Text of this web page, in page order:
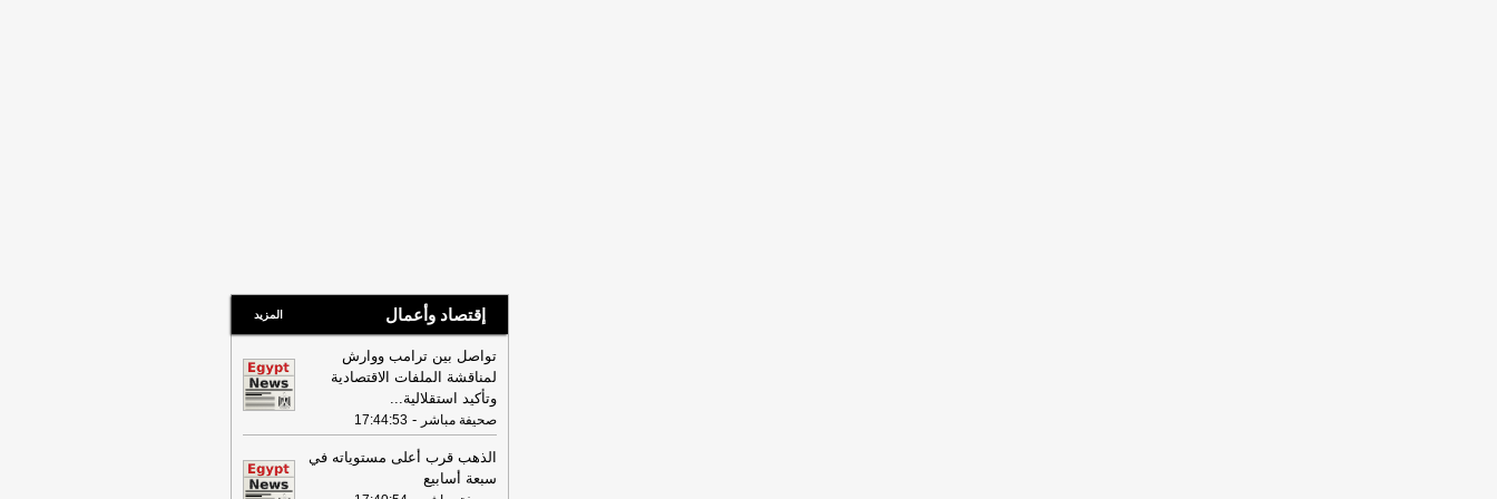
إقتصاد وأعمال المزيد
تواصل بين ترامب ووارش
لمناقشة الملفات الاقتصادية
وتأكيد استقلالية...
صحيفة مباشر -
17:44:53
الذهب قرب أعلى مستوياته في
سبعة أسابيع